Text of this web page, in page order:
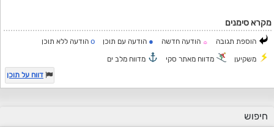
מקרא סימנים
הוספת תגובה ☼ הודעה חדשה ● הודעה עם תוכן o הודעה ללא תוכן
משקיען מדווח מאתר סקי
מדווח מלב ים
דווח על תוכן
חיפוש